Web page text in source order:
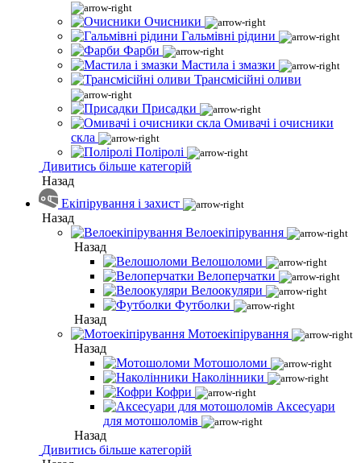
Очисники
Гальмівні рідини
Фарби
Мастила і змазки
Трансмісійні оливи
Присадки
Омивачі і очисники
скла
Поліролі
Дивитись більше категорій
Назад
Екіпірування і захист
Назад
Велоекіпірування
Назад
Велошоломи
Велоперчатки
Велоокуляри
Футболки
Назад
Мотоекіпірування
Назад
Мотошоломи
Наколінники
Кофри
Аксесуари
для мотошоломів
Назад
Дивитись більше категорій